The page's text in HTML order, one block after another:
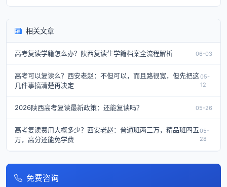
相关文章
高考复读学籍怎么办？陕西复读生学籍档案全流程解析 06-03
高考可以复读么？西安老赵：不但可以，而且路很宽，但先把这
几件事搞清楚再决定
05-
12
2026陕西高考复读最新政策：还能复读吗？ 05-26
高考复读费用大概多少？西安老赵：普通班两三万，精品班四五
万，高分还能免学费
05-
28
免费咨询